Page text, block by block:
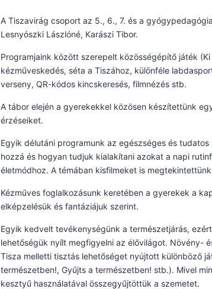
A Tiszavirág csoport az 5., 6., 7. és a
Lesnyószki Lászlóné, Karászi Tibor.
Programjaink között szerepelt közösségépítő játék
kézműveskedés, séta a Tiszához, különféle
verseny, QR-kódos kincskeresés, filmnézés stb.
A tábor elején a gyerekekkel közösen készítettünk
érzéseiket.
Egyik délutáni programunk az egészséges és
hozzá és hogyan tudjuk kialakítani azokat a napi
életmódhoz. A témában kisfilmeket is
Kézműves foglalkozásunk keretében a gyerekek a
elképzelésük és fantáziájuk szerint.
Egyik kedvelt tevékenységünk a természetjárás,
lehetőségük nyílt megfigyelni az élővilágot. Növény-
Tisza melletti tisztás lehetőséget nyújtott különböző
természetben!, Gyűjts a természetben! stb.). Mivel
kesztyű használatával összegyűjtöttük a szemetet.